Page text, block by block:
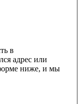
в
адрес или
ниже, и мы